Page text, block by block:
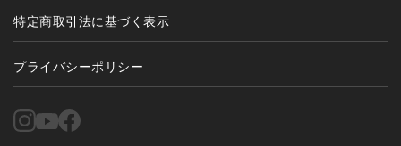
特定商取引法に基づく表示
プライバシーポリシー